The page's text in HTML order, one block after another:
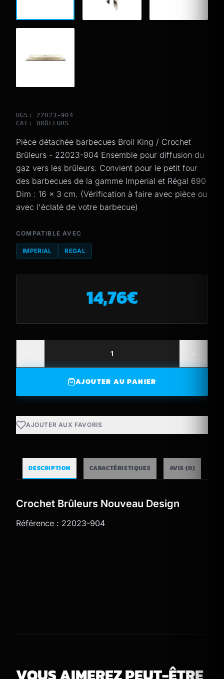
UGS: 22023-904
CAT: BRÛLEURS
Pièce détachée barbecues Broil King / Crochet
Brûleurs - 22023-904 Ensemble pour diffusion du
gaz vers les brûleurs. Convient pour le petit four
des barbecues de la gamme Imperial et Régal 690
Dim : 16 x 3 cm. (Vérification à faire avec pièce ou
avec l'éclaté de votre barbecue)
COMPATIBLE AVEC
IMPERIAL REGAL
14,76€
AJOUTER AU PANIER
AJOUTER AUX FAVORIS
DESCRIPTION CARACTÉRISTIQUES AVIS (0)
Crochet Brûleurs Nouveau Design
Référence : 22023-904